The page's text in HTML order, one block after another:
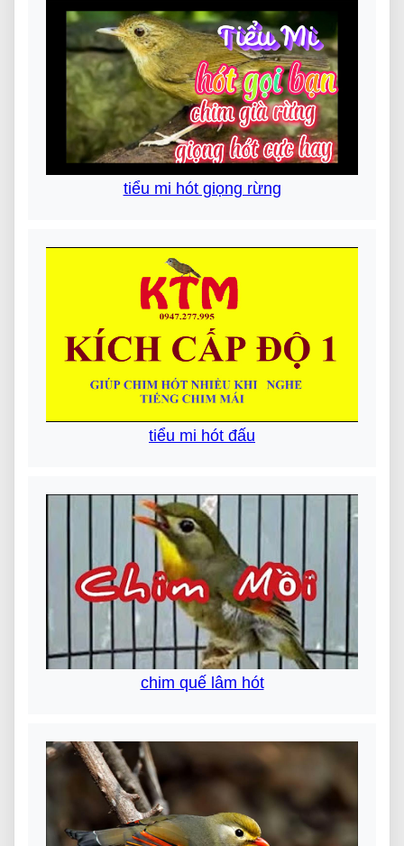
tiểu mi hót giọng rừng
tiểu mi hót đấu
chim quế lâm hót